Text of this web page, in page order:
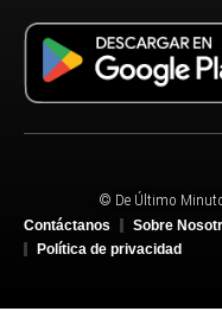
© De Último
Contáctanos
Sobre
Política de privacidad